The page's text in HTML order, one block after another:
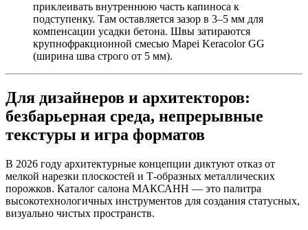
приклеивать внутреннюю часть капиноса к
подступенку. Там оставляется зазор в 3–5 мм для
компенсации усадки бетона. Швы затираются
крупнофракционной смесью Mapei Keracolor GG
(ширина шва строго от 5 мм).
Для дизайнеров и архитекторов:
безбарьерная среда, непрерывные
текстуры и игра форматов
В 2026 году архитектурные концепции диктуют отказ от
мелкой нарезки плоскостей и Т‑образных металлических
порожков. Каталог салона МАКСАНН — это палитра
высокотехнологичных инструментов для создания статусных,
визуально чистых пространств.